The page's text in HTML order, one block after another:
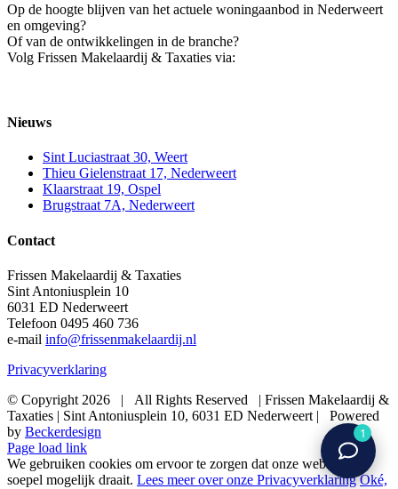
Op de hoogte blijven van het actuele woningaanbod in Nederweert
en omgeving?
Of van de ontwikkelingen in de branche?
Volg Frissen Makelaardij & Taxaties via:
Nieuws
Sint Luciastraat 30, Weert
Thieu Gielenstraat 17, Nederweert
Klaarstraat 19, Ospel
Brugstraat 7A, Nederweert
Contact
Frissen Makelaardij & Taxaties
Sint Antoniusplein 10
6031 ED Nederweert
Telefoon 0495 460 736
e-mail info@frissenmakelaardij.nl
Privacyverklaring
© Copyright 2026 | All Rights Reserved | Frissen Makelaardij &
Taxaties | Sint Antoniusplein 10, 6031 ED Nederweert | Powered
by Beckerdesign
Page load link
We gebruiken cookies om ervoor te zorgen dat onze website zo
soepel mogelijk draait. Lees meer over onze Privacyverklaring Oké,
1